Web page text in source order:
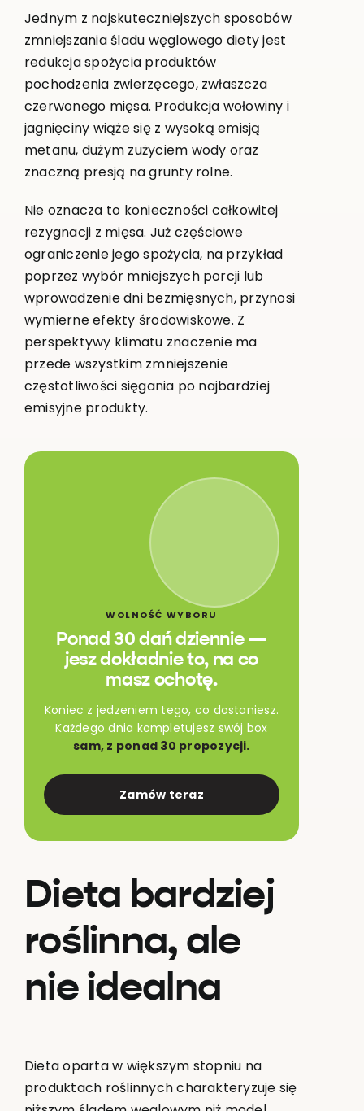
Jednym z najskuteczniejszych sposobów
zmniejszania śladu węglowego diety jest
redukcja spożycia produktów
pochodzenia zwierzęcego, zwłaszcza
czerwonego mięsa. Produkcja wołowiny i
jagnięciny wiąże się z wysoką emisją
metanu, dużym zużyciem wody oraz
znaczną presją na grunty rolne.
Nie oznacza to konieczności całkowitej
rezygnacji z mięsa. Już częściowe
ograniczenie jego spożycia, na przykład
poprzez wybór mniejszych porcji lub
wprowadzenie dni bezmięsnych, przynosi
wymierne efekty środowiskowe. Z
perspektywy klimatu znaczenie ma
przede wszystkim zmniejszenie
częstotliwości sięgania po najbardziej
emisyjne produkty.
WOLNOŚĆ WYBORU
Ponad 30 dań dziennie —
jesz dokładnie to, na co
masz ochotę.
Koniec z jedzeniem tego, co dostaniesz.
Każdego dnia kompletujesz swój box
sam, z ponad 30 propozycji.
Zamów teraz
Dieta bardziej
roślinna, ale
nie idealna
Dieta oparta w większym stopniu na
produktach roślinnych charakteryzuje się